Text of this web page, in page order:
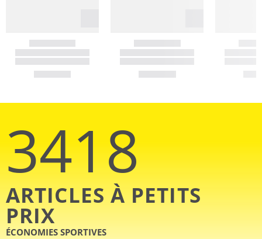
3418
ARTICLES À PETITS
PRIX
ÉCONOMIES SPORTIVES